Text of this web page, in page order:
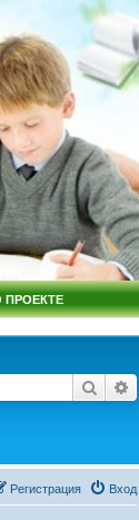
ПРОЕКТЕ
Поиск
Вход
Регистрация